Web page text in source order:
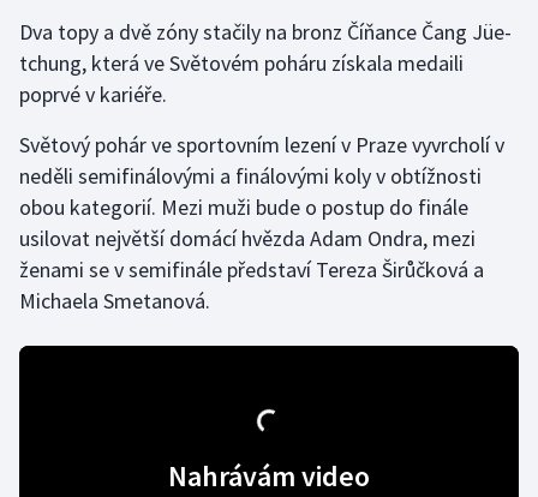
Rychlobruslení
Rychlostní kanoistika
Short track
Sportovní střelba
Stolní tenis
Dva topy a dvě zóny stačily na bronz Číňance Čang Jüe-
tchung, která ve Světovém poháru získala medaili
poprvé v kariéře.
Světový pohár ve sportovním lezení v Praze vyvrcholí v
neděli semifinálovými a finálovými koly v obtížnosti
obou kategorií. Mezi muži bude o postup do finále
usilovat největší domácí hvězda Adam Ondra, mezi
ženami se v semifinále představí Tereza Širůčková a
Michaela Smetanová.
Nahrávám video